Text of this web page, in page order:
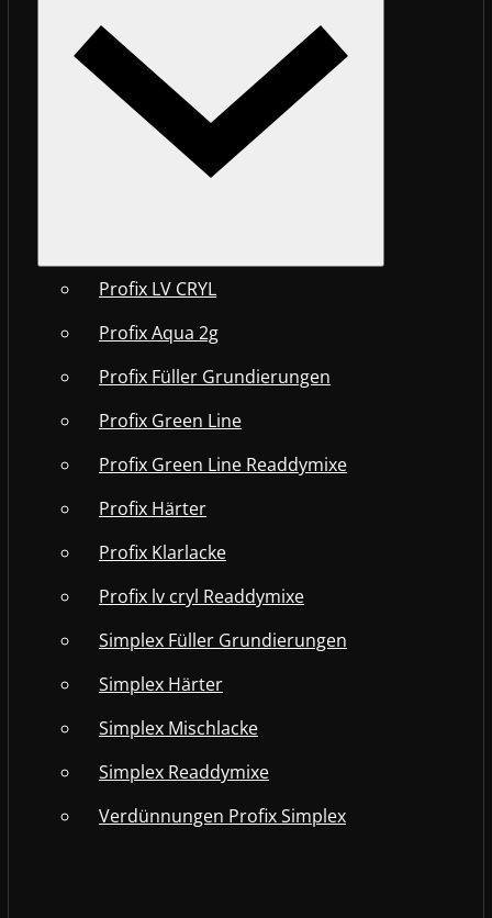
Profix LV CRYL
Profix Aqua 2g
Profix Füller Grundierungen
Profix Green Line
Profix Green Line Readdymixe
Profix Härter
Profix Klarlacke
Profix lv cryl Readdymixe
Simplex Füller Grundierungen
Simplex Härter
Simplex Mischlacke
Simplex Readdymixe
Verdünnungen Profix Simplex